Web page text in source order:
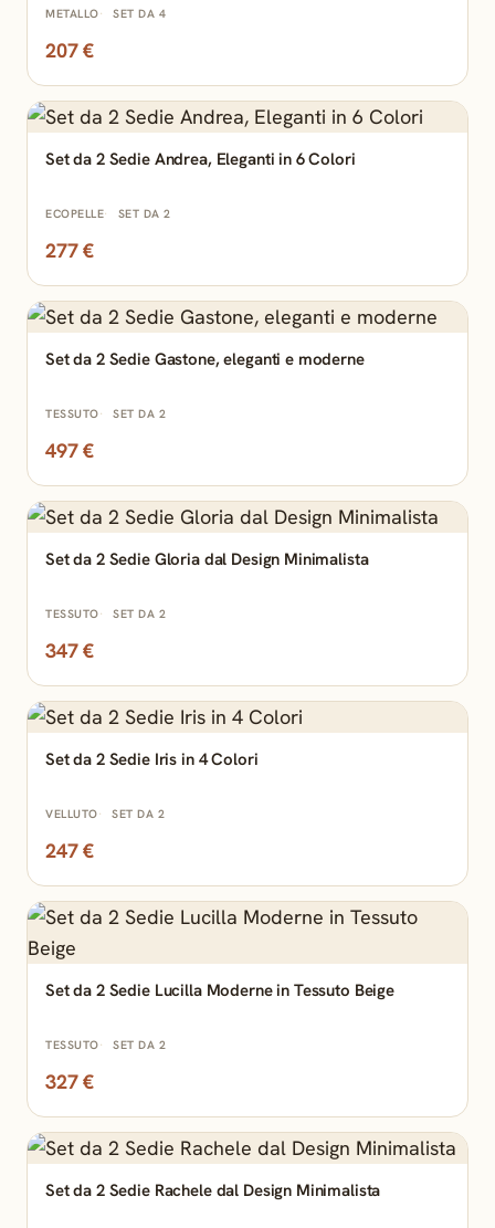
METALLO SET DA 4
207 €
Set da 2 Sedie Andrea, Eleganti in 6 Colori
ECOPELLE SET DA 2
277 €
Set da 2 Sedie Gastone, eleganti e moderne
TESSUTO SET DA 2
497 €
Set da 2 Sedie Gloria dal Design Minimalista
TESSUTO SET DA 2
347 €
Set da 2 Sedie Iris in 4 Colori
VELLUTO SET DA 2
247 €
Set da 2 Sedie Lucilla Moderne in Tessuto Beige
TESSUTO SET DA 2
327 €
Set da 2 Sedie Rachele dal Design Minimalista